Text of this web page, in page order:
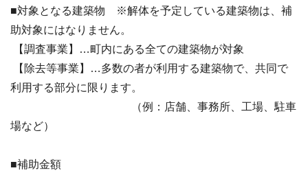
■対象となる建築物 ※解体を予定している建築物は、補
助対象にはなりません。
【調査事業】…町内にある全ての建築物が対象
【除去等事業】…多数の者が利用する建築物で、共同で
利用する部分に限ります。
（例：店舗、事務所、工場、駐車
場など）
■補助金額